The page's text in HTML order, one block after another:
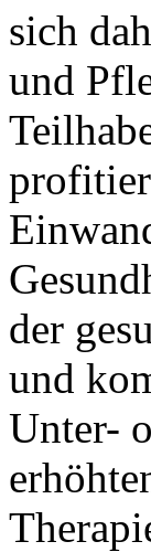
sich
und
der
und
Unter-